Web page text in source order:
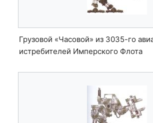
Грузовой «Часовой» из 3035-го
истребителей Имперского Флота